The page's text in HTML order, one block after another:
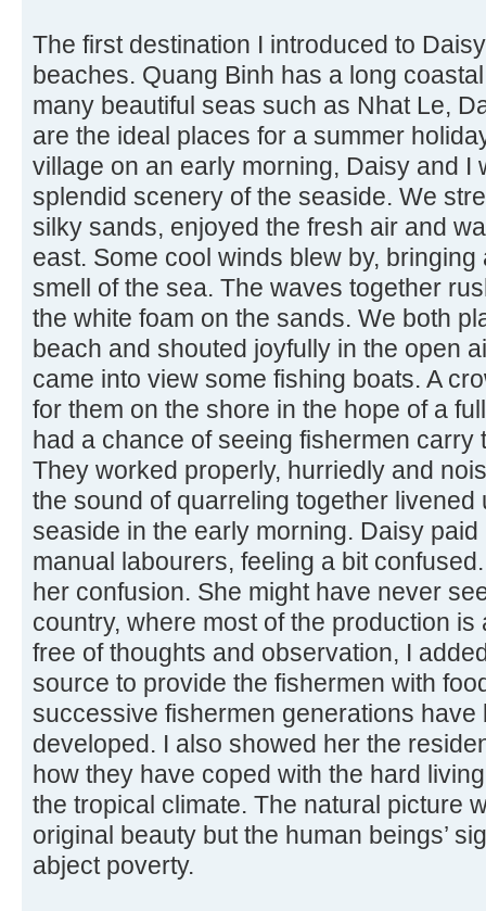
The first destination I introduced to
beaches. Quang Binh has a long
many beautiful seas such as Nhat Le,
are the ideal places for a summer
village on an early morning, Daisy and I
splendid scenery of the seaside. We
silky sands, enjoyed the fresh air and
east. Some cool winds blew by,
smell of the sea. The waves together
the white foam on the sands. We both
beach and shouted joyfully in the open
came into view some fishing boats. A
for them on the shore in the hope of a
had a chance of seeing fishermen carry
They worked properly, hurriedly and
the sound of quarreling together livened
seaside in the early morning. Daisy
manual labourers, feeling a bit
her confusion. She might have never
country, where most of the production
free of thoughts and observation, I
source to provide the fishermen with
successive fishermen generations
developed. I also showed her the
how they have coped with the hard
the tropical climate. The natural picture
original beauty but the human beings’
abject poverty.